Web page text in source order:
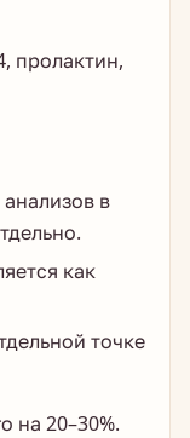
пролактин,
в
как
точке
на 20–30%.